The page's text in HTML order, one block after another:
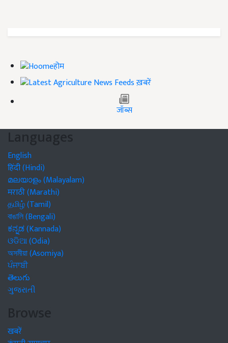
होम
ख़बरें
जॉब्स
Languages
English
हिंदी (Hindi)
മലയാളം (Malayalam)
मराठी (Marathi)
தமிழ் (Tamil)
বাঙালি (Bengali)
ಕನ್ನಡ (Kannada)
ଓଡିଆ (Odia)
অসমীয়া (Asomiya)
ਪੰਜਾਬੀ
తెలుగు
ગુજરાતી
Browse
खबरें